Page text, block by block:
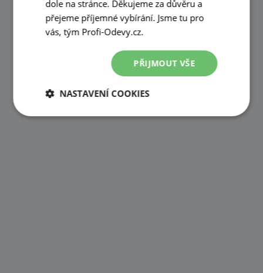
dole na stránce. Děkujeme za důvěru a
přejeme příjemné vybírání. Jsme tu pro
vás, tým Profi-Odevy.cz.
PŘIJMOUT VŠE
NASTAVENÍ COOKIES